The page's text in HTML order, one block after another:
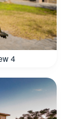
希腊帕特雷大学| Campus View 4